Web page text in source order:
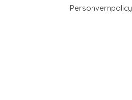
Personvernpolicy